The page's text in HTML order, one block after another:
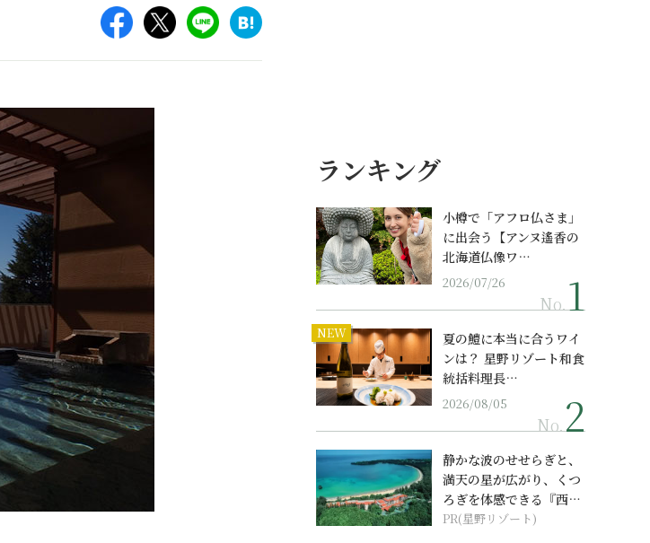
ランキング
小樽で「アフロ仏さま」
に出会う【アンヌ遙香の
北海道仏像ワ…
2026/07/26
No.
NEW
夏の鱧に本当に合うワイ
ンは？ 星野リゾート和食
統括料理長…
2026/08/05
No.
静かな波のせせらぎと、
満天の星が広がり、くつ
ろぎを体感できる『西表
島ホテル by...
PR(星野リゾート)